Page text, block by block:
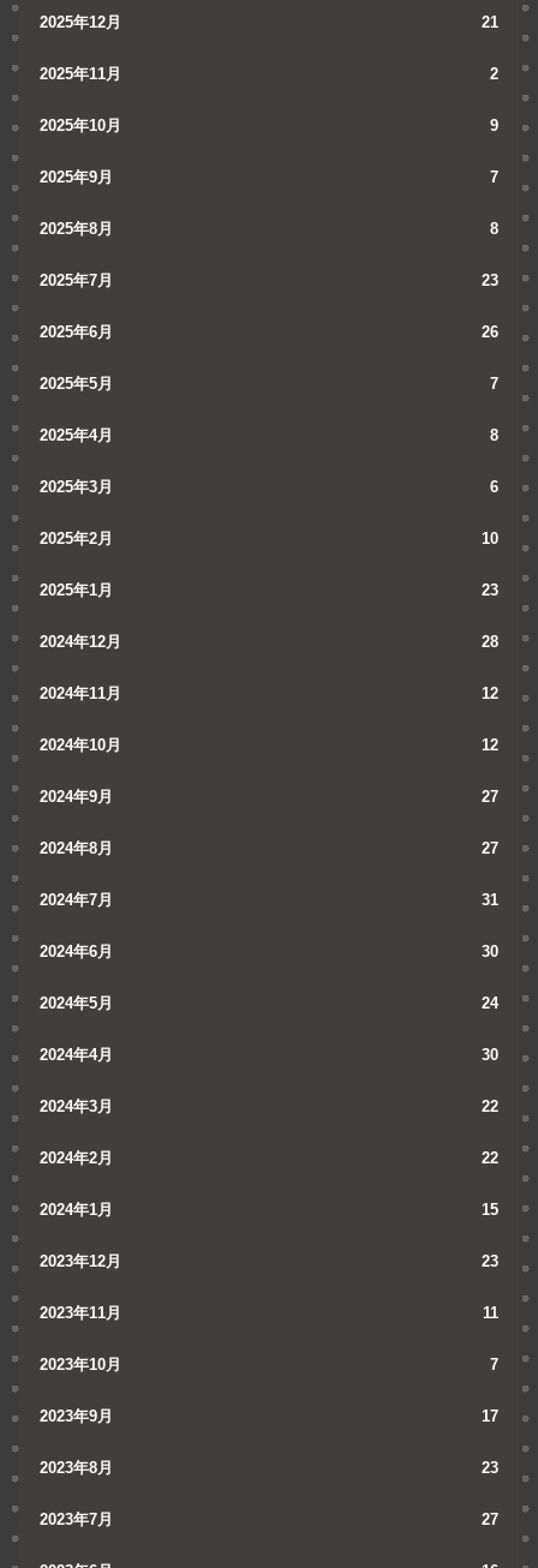
2025年12月 21
2025年11月 2
2025年10月 9
2025年9月 7
2025年8月 8
2025年7月 23
2025年6月 26
2025年5月 7
2025年4月 8
2025年3月 6
2025年2月 10
2025年1月 23
2024年12月 28
2024年11月 12
2024年10月 12
2024年9月 27
2024年8月 27
2024年7月 31
2024年6月 30
2024年5月 24
2024年4月 30
2024年3月 22
2024年2月 22
2024年1月 15
2023年12月 23
2023年11月 11
2023年10月 7
2023年9月 17
2023年8月 23
2023年7月 27